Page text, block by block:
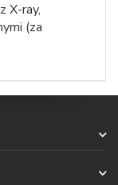
X-ray,
(za